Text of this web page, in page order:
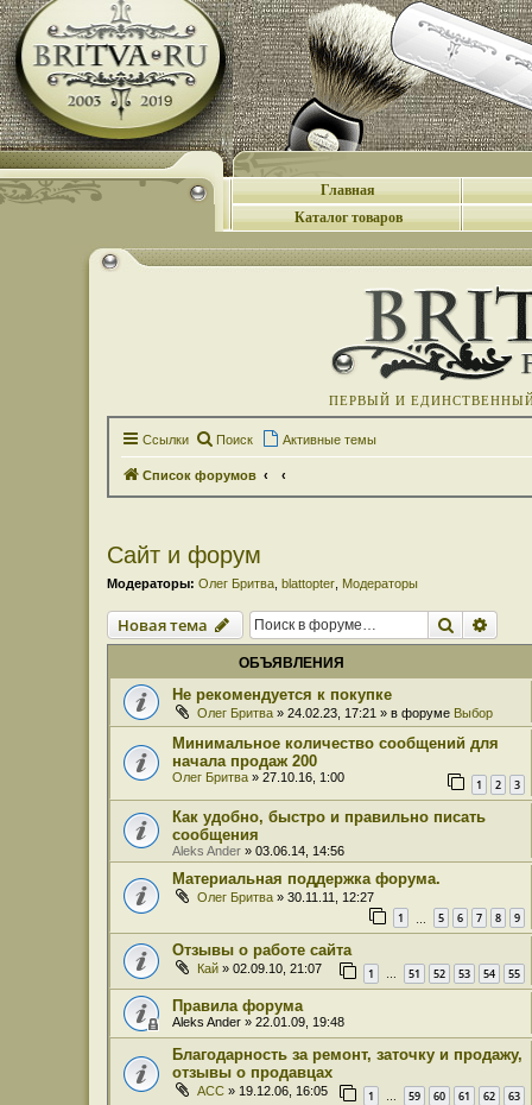
Главная
Каталог товаров
ПЕРВЫЙ И
Ссылки Поиск Активные темы
Список форумов
Сайт и форум
Модераторы: Олег Бритва blattopter Модераторы
Новая тема Поиск
ОБЪЯВЛЕНИЯ
Не рекомендуется к покупке
Олег Бритва » 24.02.23, 17:21 » в форуме Выбор
Минимальное количество сообщений для
начала продаж 200
Олег Бритва » 27.10.16, 1:00 1 2 3
Как удобно, быстро и правильно писать
сообщения
Aleks Ander » 03.06.14, 14:56
Материальная поддержка форума.
Олег Бритва » 30.11.11, 12:27
1 5 6 7 8 9
Отзывы о работе сайта
Кай » 02.09.10, 21:07 1 … 51 52 53 54 55
Правила форума
Aleks Ander » 22.01.09, 19:48
Благодарность за ремонт, заточку и продажу,
отзывы о продавцах
ACC » 19.12.06, 16:05 1 … 59 60 61 62 63